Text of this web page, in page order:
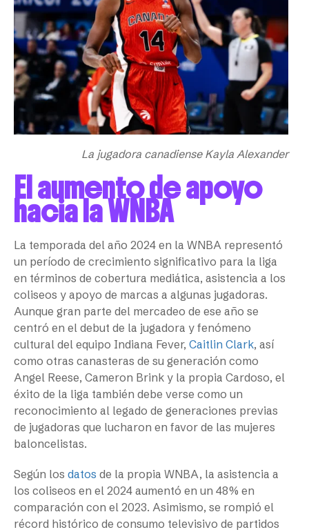
La jugadora canadiense Kayla Alexander
El aumento de apoyo
hacia la WNBA
La temporada del año 2024 en la WNBA representó
un período de crecimiento significativo para la liga
en términos de cobertura mediática, asistencia a los
coliseos y apoyo de marcas a algunas jugadoras.
Aunque gran parte del mercadeo de ese año se
centró en el debut de la jugadora y fenómeno
cultural del equipo Indiana Fever, Caitlin Clark, así
como otras canasteras de su generación como
Angel Reese, Cameron Brink y la propia Cardoso, el
éxito de la liga también debe verse como un
reconocimiento al legado de generaciones previas
de jugadoras que lucharon en favor de las mujeres
baloncelistas.
Según los datos de la propia WNBA, la asistencia a
los coliseos en el 2024 aumentó en un 48% en
comparación con el 2023. Asimismo, se rompió el
récord histórico de consumo televisivo de partidos